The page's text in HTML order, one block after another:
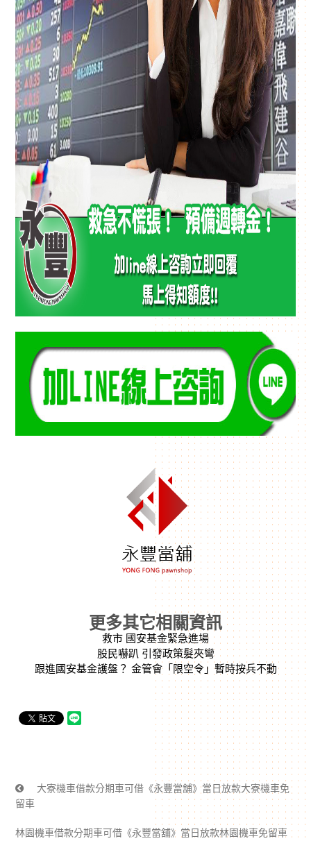
更多其它相關資訊
救市 國安基金緊急進場
股民嚇趴 引發政策髮夾彎
跟進國安基金護盤？ 金管會「限空令」暫時按兵不動
大寮機車借款分期車可借《永豐當舖》當日放款大寮機車免
留車
林園機車借款分期車可借《永豐當舖》當日放款林園機車免留車